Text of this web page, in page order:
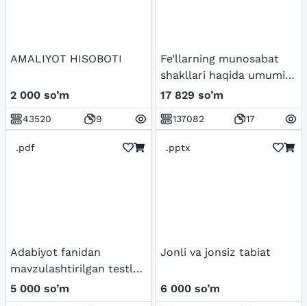
AMALIYOT HISOBOTI
2 000 so’m
43520 9
Fe’llarning munosabat
shakllari haqida umumiy
tushuncha va
qo’llanmalar.
17 829 so’m
137082 17
.pdf
Adabiyot fanidan
mavzulashtirilgan testlar
7-sinf / Javoblari bilan
5 000 so’m
.pptx
Jonli va jonsiz tabiat
6 000 so’m